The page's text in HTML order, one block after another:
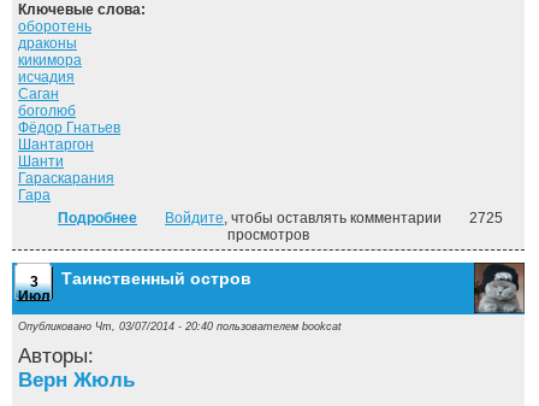
Ключевые слова:
оборотень
драконы
кикимора
исчадия
Саган
боголюб
Фёдор Гнатьев
Шантаргон
Шанти
Гараскарания
Гара
Подробнее о Монах ("Монах" - 1)
Войдите, чтобы оставлять комментарии
2725
просмотров
3
Июл
Таинственный остров
Опубликовано Чт, 03/07/2014 - 20:40 пользователем bookcat
Авторы:
Верн Жюль